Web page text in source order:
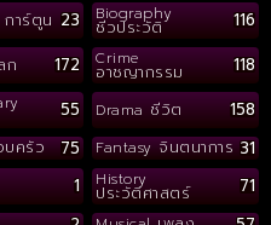
าร์ตูน 23 Biography
ชีวประวัติ 116
ก 172 Crime
อาชญากรรม 118
55 Drama ชีวิต 158
บครัว 75 Fantasy จินตนาการ 31
1 History
ประวัติศาสตร์ 71